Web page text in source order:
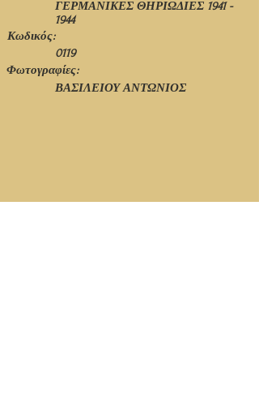
ΓΕΡΜΑΝΙΚΕΣ ΘΗΡΙΩΔΙΕΣ 1941 -
1944
Φωτογραφίες:
ΒΑΣΙΛΕΙΟΥ ΑΝΤΩΝΙΟΣ
Κωδικός:
0119